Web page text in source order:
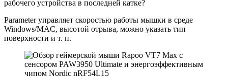
рабочего устройства в последней катке?
Parameter управляет скоростью работы мышки в среде
Windows/MAC, высотой отрыва, можно указать тип
поверхности и т. п.